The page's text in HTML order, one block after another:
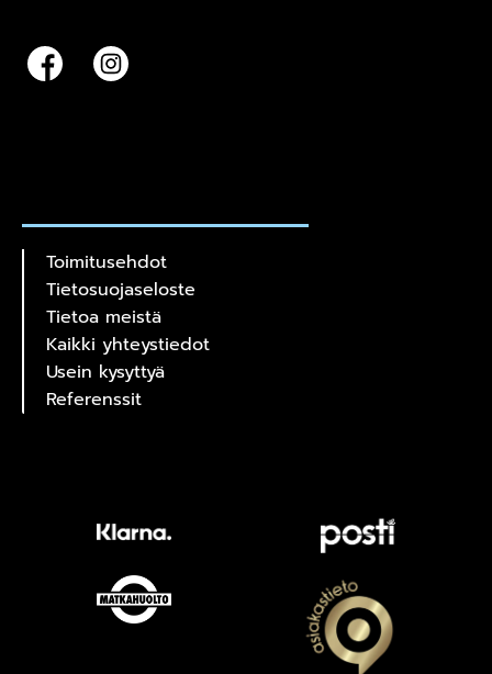
Toimitusehdot
Tietosuojaseloste
Tietoa meistä
Kaikki yhteystiedot
Usein kysyttyä
Referenssit